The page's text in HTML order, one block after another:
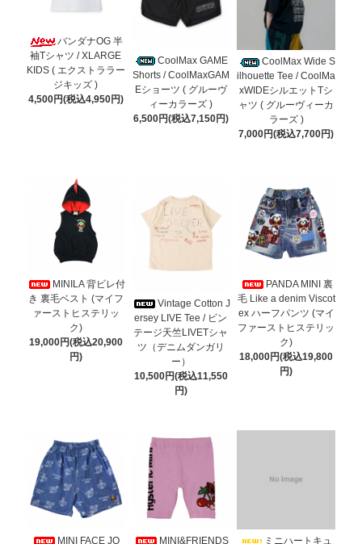
バンダナOG 半
袖Tシャツ / XLARGE
KIDS ( エクストララー
ジキッズ )
4,500円(税込4,950円)
CoolMax GAME
Shorts / CoolMaxGAM
Eショーツ ( グルーヴ
ィーカラーズ )
6,500円(税込7,150円)
CoolMax Wide S
ilhouette Tee / CoolMa
xWIDEシルエットTシ
ャツ ( グルーヴィーカ
ラーズ )
7,000円(税込7,700円)
MINILA 背ビレ付
き 裏毛ベスト (マイフ
ァーストヒステリッ
ク)
19,000円(税込20,900
円)
Vintage Cotton J
ersey LIVE Tee / ビン
テージ天竺LIVETシャ
ツ（デニムダンガリ
ー）
10,500円(税込11,550
円)
PANDA MINI 裏
毛 Like a denim Viscot
ex ハーフパンツ (マイ
ファーストヒステリッ
ク)
18,000円(税込19,800
円)
MINI FACE JQ MINI&FRIENDS ミニハートキュ